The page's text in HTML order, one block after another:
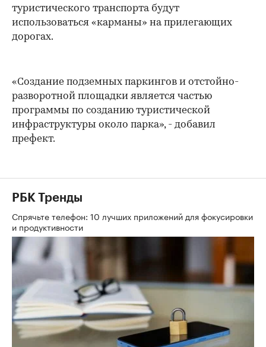
туристического транспорта будут
использоваться «карманы» на прилегающих
дорогах.
«Создание подземных паркингов и отстойно-
разворотной площадки является частью
программы по созданию туристической
инфраструктуры около парка», - добавил
префект.
РБК Тренды
Спрячьте телефон: 10 лучших приложений для фокусировки
и продуктивности